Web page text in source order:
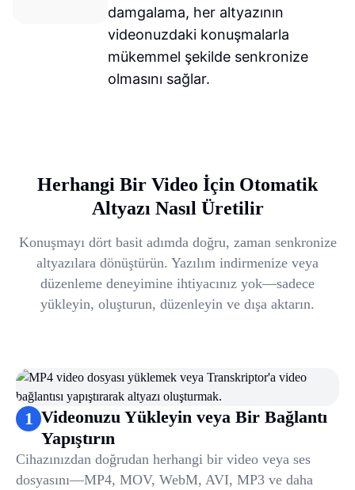
damgalama, her altyazının
videonuzdaki konuşmalarla
mükemmel şekilde senkronize
olmasını sağlar.
Herhangi Bir Video İçin Otomatik
Altyazı Nasıl Üretilir
Konuşmayı dört basit adımda doğru, zaman senkronize
altyazılara dönüştürün. Yazılım indirmenize veya
düzenleme deneyimine ihtiyacınız yok—sadece
yükleyin, oluşturun, düzenleyin ve dışa aktarın.
1 Videonuzu Yükleyin veya Bir Bağlantı
Yapıştırın
Cihazınızdan doğrudan herhangi bir video veya ses
dosyasını—MP4, MOV, WebM, AVI, MP3 ve daha